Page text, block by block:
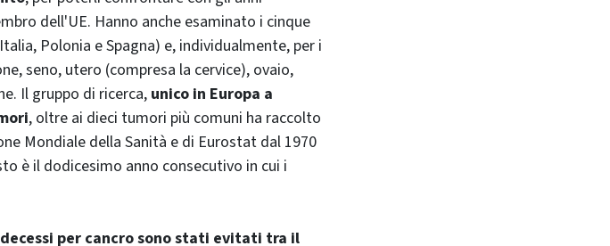
dell'UE. Hanno anche esaminato i cinque
Polonia e Spagna) e, individualmente, per i
seno, utero (compresa la cervice), ovaio,
Il gruppo di ricerca, unico in Europa a
, oltre ai dieci tumori più comuni ha raccolto
Mondiale della Sanità e di Eurostat dal 1970
è il dodicesimo anno consecutivo in cui i
per cancro sono stati evitati tra il